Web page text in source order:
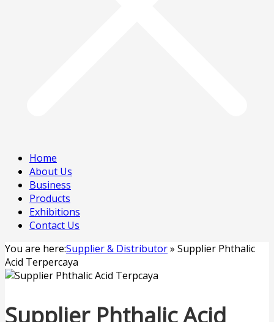
Home
About Us
Business
Products
Exhibitions
Contact Us
You are here:Supplier & Distributor» Supplier Phthalic
Acid Terpercaya
Supplier Phthalic Acid